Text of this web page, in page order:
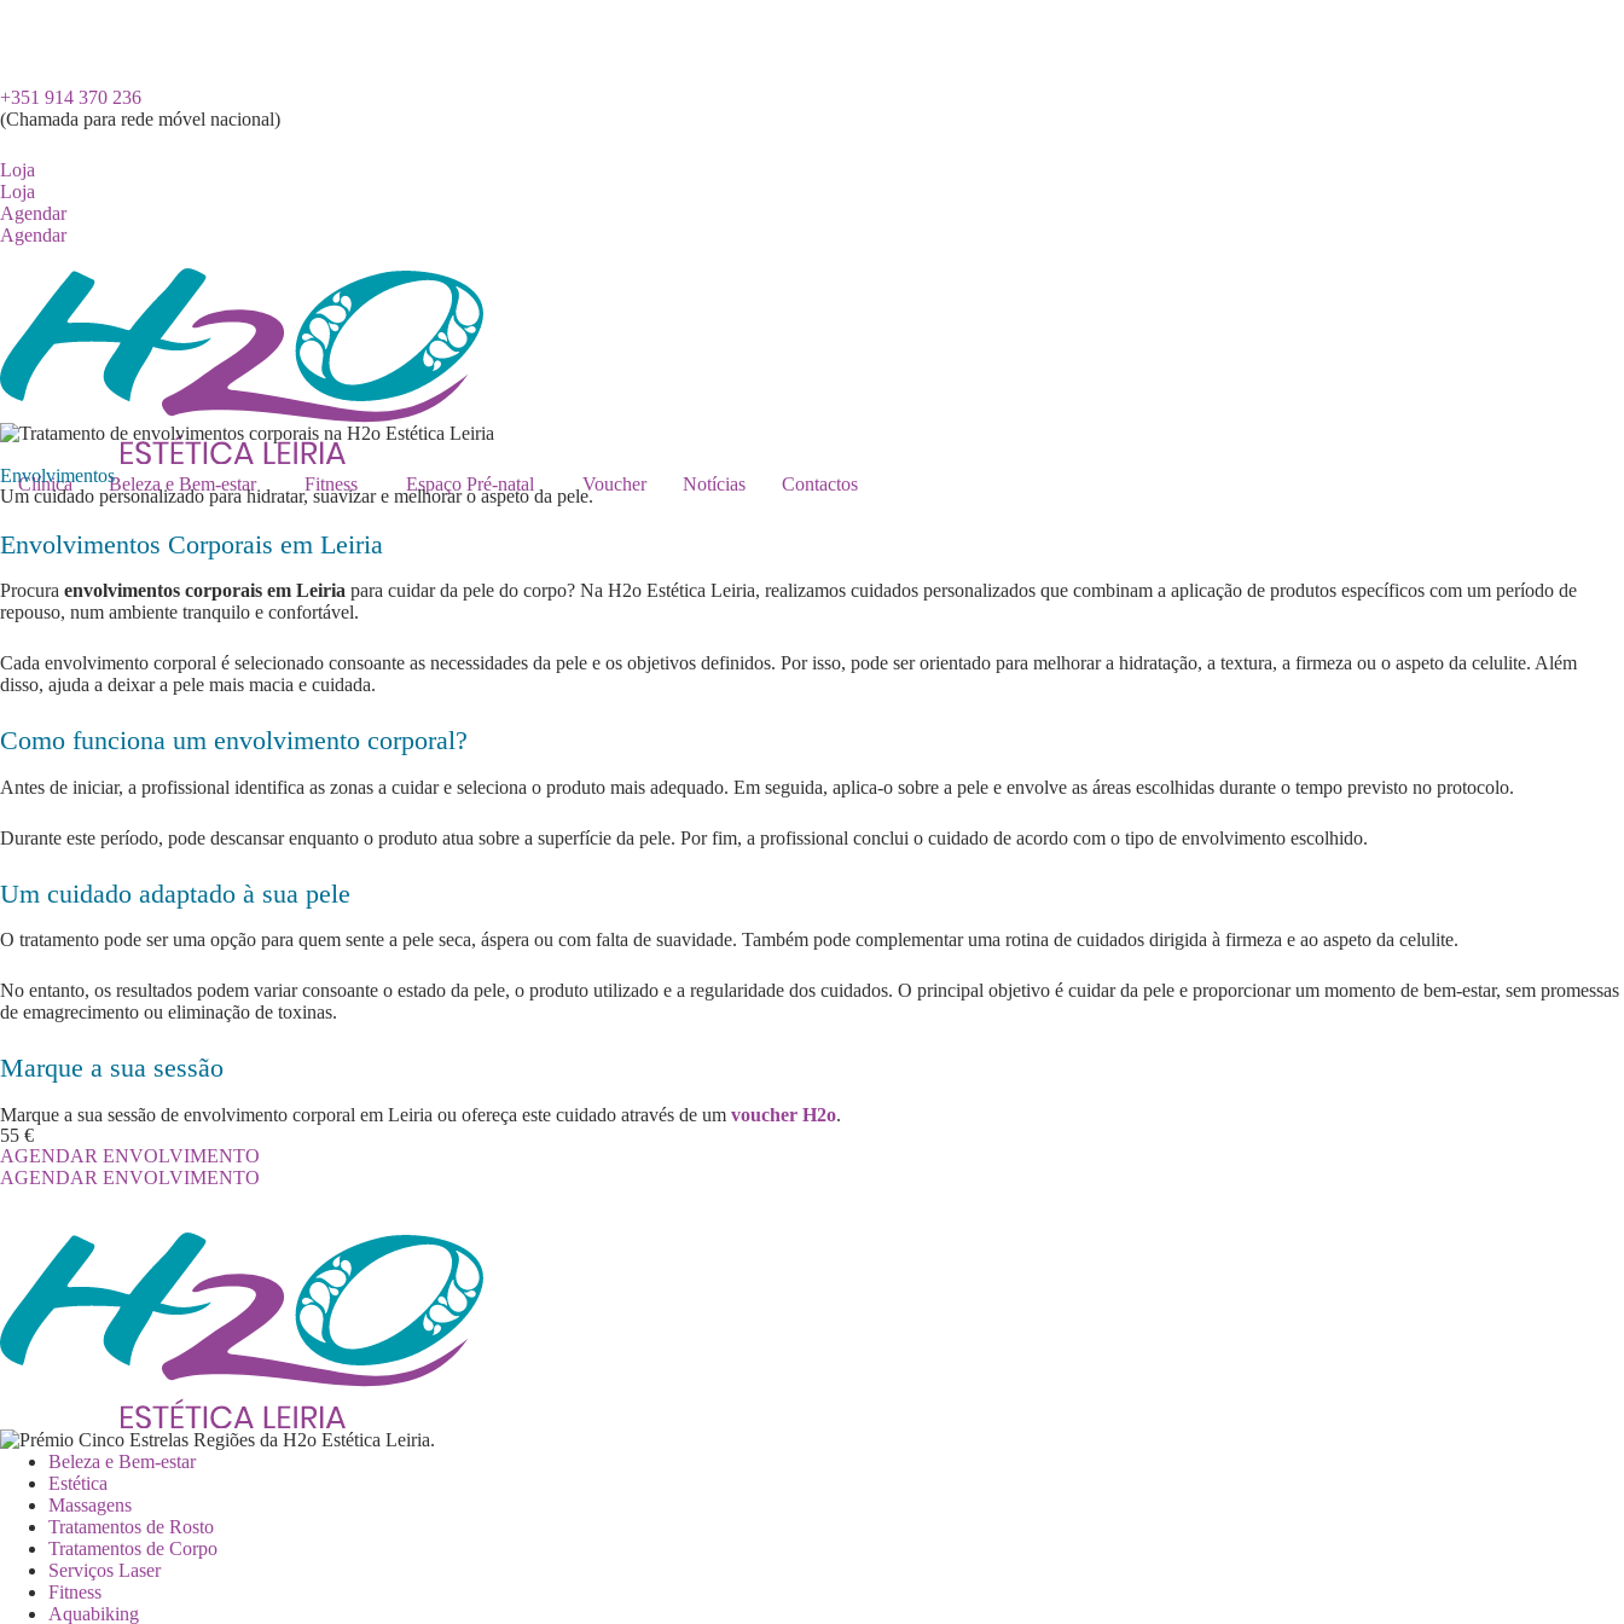
+351 914 370 236
(Chamada para rede móvel nacional)
Loja
Loja
Agendar
Agendar
Clínica Beleza e Bem-estar Fitness Espaço Pré-natal Voucher Notícias Contactos
Envolvimentos
Um cuidado personalizado para hidratar, suavizar e melhorar o aspeto da pele.
Envolvimentos Corporais em Leiria
Procura envolvimentos corporais em Leiria para cuidar da pele do corpo? Na H2o Estética Leiria, realizamos cuidados personalizados que combinam a aplicação de produtos específicos com um período de
repouso, num ambiente tranquilo e confortável.
Cada envolvimento corporal é selecionado consoante as necessidades da pele e os objetivos definidos. Por isso, pode ser orientado para melhorar a hidratação, a textura, a firmeza ou o aspeto da celulite. Além
disso, ajuda a deixar a pele mais macia e cuidada.
Como funciona um envolvimento corporal?
Antes de iniciar, a profissional identifica as zonas a cuidar e seleciona o produto mais adequado. Em seguida, aplica-o sobre a pele e envolve as áreas escolhidas durante o tempo previsto no protocolo.
Durante este período, pode descansar enquanto o produto atua sobre a superfície da pele. Por fim, a profissional conclui o cuidado de acordo com o tipo de envolvimento escolhido.
Um cuidado adaptado à sua pele
O tratamento pode ser uma opção para quem sente a pele seca, áspera ou com falta de suavidade. Também pode complementar uma rotina de cuidados dirigida à firmeza e ao aspeto da celulite.
No entanto, os resultados podem variar consoante o estado da pele, o produto utilizado e a regularidade dos cuidados. O principal objetivo é cuidar da pele e proporcionar um momento de bem-estar, sem promessas
de emagrecimento ou eliminação de toxinas.
Marque a sua sessão
Marque a sua sessão de envolvimento corporal em Leiria ou ofereça este cuidado através de um voucher H2o.
55 €
AGENDAR ENVOLVIMENTO
AGENDAR ENVOLVIMENTO
Beleza e Bem-estar
Estética
Massagens
Tratamentos de Rosto
Tratamentos de Corpo
Serviços Laser
Fitness
Aquabiking